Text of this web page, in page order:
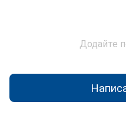
Додайте